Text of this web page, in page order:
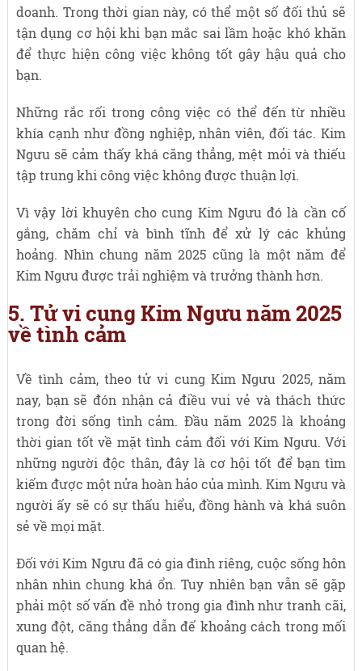
doanh. Trong thời gian này, có thể một số đối thủ sẽ
tận dụng cơ hội khi bạn mắc sai lầm hoặc khó khăn
để thực hiện công việc không tốt gây hậu quả cho
bạn.
Những rắc rối trong công việc có thể đến từ nhiều
khía cạnh như đồng nghiệp, nhân viên, đối tác. Kim
Ngưu sẽ cảm thấy khá căng thẳng, mệt mỏi và thiếu
tập trung khi công việc không được thuận lợi.
Vì vậy lời khuyên cho cung Kim Ngưu đó là cần cố
gắng, chăm chỉ và bình tĩnh để xử lý các khủng
hoảng. Nhìn chung năm 2025 cũng là một năm để
Kim Ngưu được trải nghiệm và trưởng thành hơn.
5. Tử vi cung Kim Ngưu năm 2025
về tình cảm
Về tình cảm, theo tử vi cung Kim Ngưu 2025, năm
nay, bạn sẽ đón nhận cả điều vui vẻ và thách thức
trong đời sống tình cảm. Đầu năm 2025 là khoảng
thời gian tốt về mặt tình cảm đối với Kim Ngưu. Với
những người độc thân, đây là cơ hội tốt để bạn tìm
kiếm được một nửa hoàn hảo của mình. Kim Ngưu và
người ấy sẽ có sự thấu hiểu, đồng hành và khá suôn
sẻ về mọi mặt.
Đối với Kim Ngưu đã có gia đình riêng, cuộc sống hôn
nhân nhìn chung khá ổn. Tuy nhiên bạn vẫn sẽ gặp
phải một số vấn đề nhỏ trong gia đình như tranh cãi,
xung đột, căng thẳng dẫn đế khoảng cách trong mối
quan hệ.